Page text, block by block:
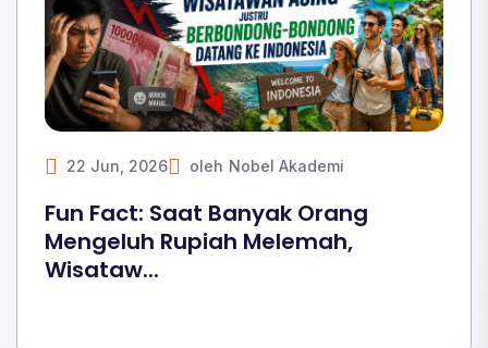
22 Jun, 2026 oleh Nobel Akademi
Fun Fact: Saat Banyak Orang
Mengeluh Rupiah Melemah,
Wisataw...